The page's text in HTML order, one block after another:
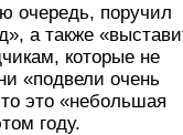
очередь, поручил
а также
которые не
«подвели очень
это «небольшая
году.